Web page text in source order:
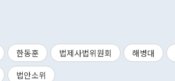
한동훈 법제사법위원회 해병대
법안소위